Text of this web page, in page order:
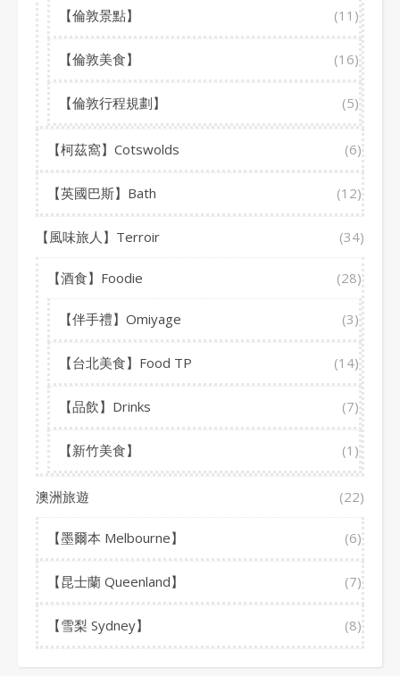
【倫敦景點】 (11)
【倫敦美食】 (16)
【倫敦行程規劃】 (5)
【柯茲窩】Cotswolds (6)
【英國巴斯】Bath (12)
【風味旅人】Terroir (34)
【酒食】Foodie (28)
【伴手禮】Omiyage (3)
【台北美食】Food TP (14)
【品飲】Drinks (7)
【新竹美食】 (1)
澳洲旅遊 (22)
【墨爾本 Melbourne】 (6)
【昆士蘭 Queenland】 (7)
【雪梨 Sydney】 (8)